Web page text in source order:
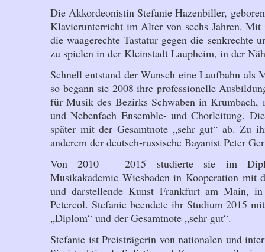
Die Akkordeonistin Stefanie Hazenbiller,
Klavierunterricht im Alter von sechs Jahren. Mit
die waagerechte Tastatur gegen die senkrechte
zu spielen in der Kleinstadt Laupheim, in der
Schnell entstand der Wunsch eine Laufbahn als
so begann sie 2008 ihre professionelle
für Musik des Bezirks Schwaben in Krumbach,
und Nebenfach Ensemble- und Chorleitung.
später mit der Gesamtnote „sehr gut“ ab. Zu
anderem der deutsch-russische Bayanist Peter
Von 2010 – 2015 studierte sie im
Musikakademie Wiesbaden in Kooperation mit
und darstellende Kunst Frankfurt am Main,
Petercol. Stefanie beendete ihr Studium 2015
„Diplom“ und der Gesamtnote „sehr gut“.
Stefanie ist Preisträgerin von nationalen und